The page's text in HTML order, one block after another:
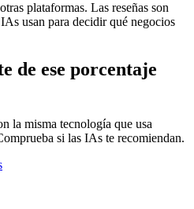
plataformas. Las reseñas son
usan para decidir qué negocios
de ese porcentaje
la misma tecnología que usa
si las IAs te recomiendan.